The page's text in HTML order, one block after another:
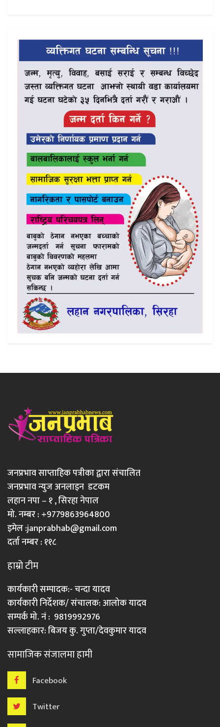
जनप्रभाव साप्ताहिक पत्रीका द्वारा संचालित
जनप्रभाव न्युज अनलाइन डटकम
लहान नपा – १ , सिरहा नेपाल
मो. नम्बर : +9779863964800
इमेल :janprabhab@gmail.com
दर्ता नम्बर : ११८
हाम्रो टीम
कार्यकारी सम्पादक:- चन्दा यादव
कार्यकारी निर्देशक/ संचालक: आलोक यादव
सम्पर्क मो. नं : 9819992976
सल्लाहकार: बिजय कु. गुप्ता/देवकुमार यादव
सामाजिक संजालमा हामी
Facebook
Twitter